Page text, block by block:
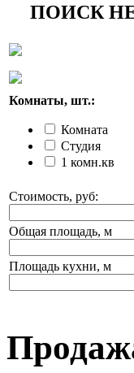
ПОИСК
Комнаты, шт.:
Комната
Студия
1 комн.кв
Стоимость, руб:
Общая площадь, м
Площадь кухни, м